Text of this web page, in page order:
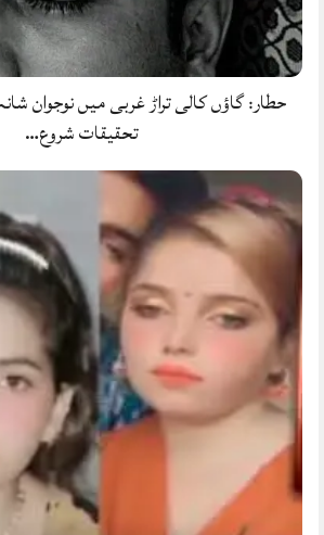
حطار: گاؤں کالی تراڑ غربی میں نوجوان
تحقیقات شروع…